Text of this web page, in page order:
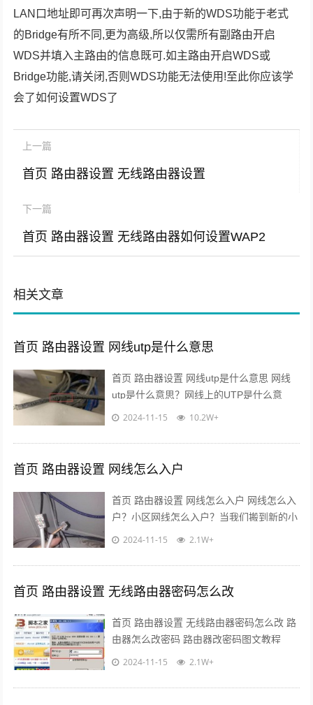
LAN口地址即可再次声明一下,由于新的WDS功能于老式
的Bridge有所不同,更为高级,所以仅需所有副路由开启
WDS并填入主路由的信息既可.如主路由开启WDS或
Bridge功能,请关闭,否则WDS功能无法使用!至此你应该学
会了如何设置WDS了
上一篇
首页 路由器设置 无线路由器设置
下一篇
首页 路由器设置 无线路由器如何设置WAP2
相关文章
首页 路由器设置 网线utp是什么意思
首页 路由器设置 网线utp是什么意思 网线
utp是什么意思？网线上的UTP是什么意
思？当我们在查看网线时，可以看到网线的
2024-11-15 10.2W+
首页 路由器设置 网线怎么入户
首页 路由器设置 网线怎么入户 网线怎么入
户？小区网线怎么入户？当我们搬到新的小
区之后，想要安装WiFi发现有入户网线，那
2024-11-15 2.1W+
首页 路由器设置 无线路由器密码怎么改
首页 路由器设置 无线路由器密码怎么改 路
由器怎么改密码 路由器改密码图文教程
一、路由器登录密码怎么修改？ 通常路由
2024-11-15 2.1W+